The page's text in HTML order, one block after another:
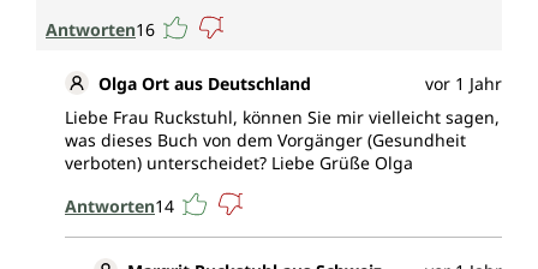
Antworten16
Olga Ort aus Deutschland
vor 1 Jahr
Liebe Frau Ruckstuhl, können Sie mir vielleicht sagen,
was dieses Buch von dem Vorgänger (Gesundheit
verboten) unterscheidet? Liebe Grüße Olga
Antworten14